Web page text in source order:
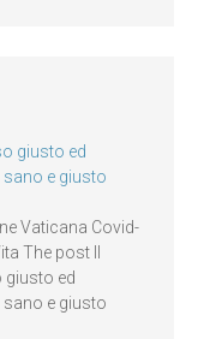
giusto ed
sano e giusto
Vaticana Covid-
The post Il
giusto ed
sano e giusto